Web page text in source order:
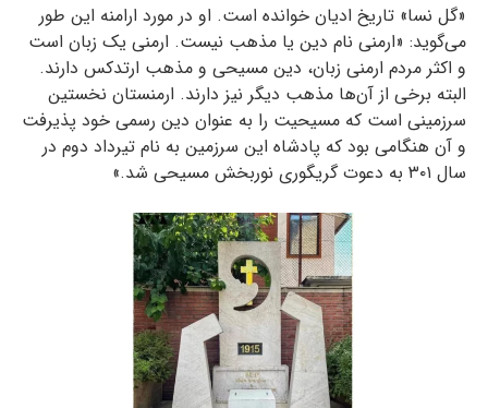
«گل نسا» تاریخ ادیان خوانده است. او در مورد ارامنه این طور
می‌گوید: «ارمنی نام دین یا مذهب نیست. ارمنی یک زبان است
و اکثر مردم ارمنی زبان، دین مسیحی و مذهب ارتدکس دارند.
البته برخی از آن‌ها مذهب دیگر نیز دارند. ارمنستان نخستین
سرزمینی است که مسیحیت را به عنوان دین رسمی خود پذیرفت
و آن هنگامی بود که پادشاه این سرزمین به نام تیرداد دوم در
سال ۳۰۱ به دعوت گریگوری نوربخش مسیحی شد.»